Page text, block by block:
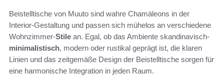
Beistelltische von Muuto sind wahre Chamäleons in der
Interior-Gestaltung und passen sich mühelos an verschiedene
Wohnzimmer-Stile an. Egal, ob das Ambiente skandinavisch-
minimalistisch, modern oder rustikal geprägt ist, die klaren
Linien und das zeitgemäße Design der Beistelltische sorgen für
eine harmonische Integration in jeden Raum.